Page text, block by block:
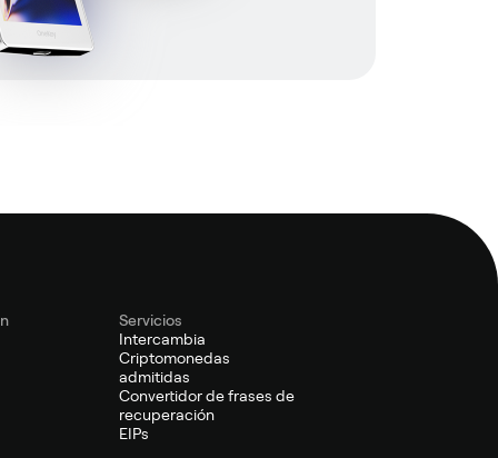
Servicios
Intercambia
Criptomonedas
admitidas
Convertidor de frases de
recuperación
EIPs